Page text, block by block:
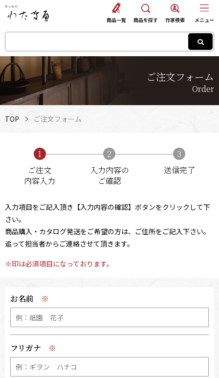
ご注⽂フォーム
Order
商品一覧 商品を探す 作家検索 メニュー
TOP ご注⽂フォーム
1
ご注文
内容入力
2
入力内容の
ご確認
3
送信完了
⼊⼒項⽬をご記⼊頂き【入力内容の確認】ボタンをクリックして下
さい。
商品購⼊・カタログ発送をご希望の⽅は、ご住所をご記⼊下さい。
追って担当者からご連絡させて頂きます。
※印は必須項目になっております。
お名前
フリガナ